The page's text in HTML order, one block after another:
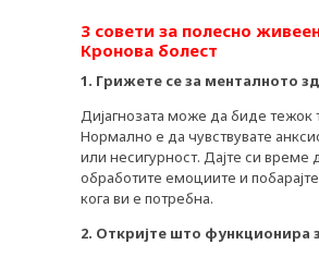
3 совети за полесно
Кронова болест
1. Грижете се за менталното
Дијагнозата може да биде тежок
Нормално е да чувствувате
или несигурност. Дајте си време
обработите емоциите и
кога ви е потребна.
2. Откријте што функционира